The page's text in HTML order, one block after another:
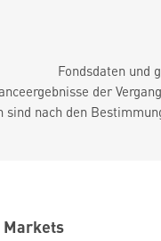
Fondsdaten und
der
nach den
Markets